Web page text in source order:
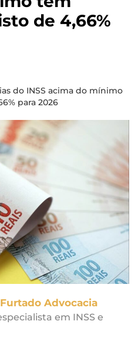
de 4,66%
do INSS acima do mínimo
para 2026
Advocacia
em INSS e